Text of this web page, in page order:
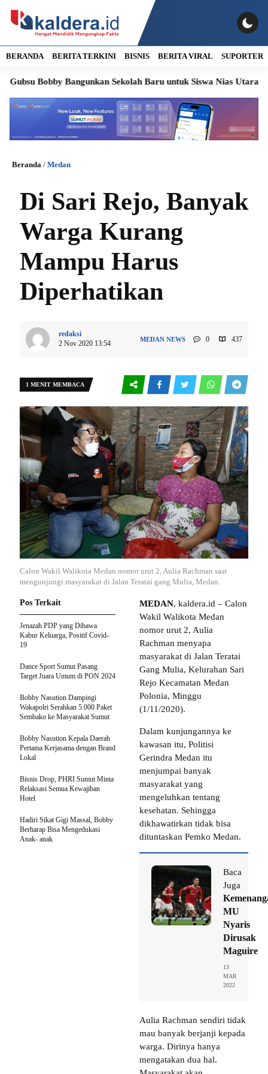
BERANDA BERITA TERKINI BISNIS BERITA VIRAL SUPORTER
Bobby Bangunkan Sekolah Baru untuk Siswa Nias Utara
Beranda / Medan
Di Sari Rejo, Banyak
Warga Kurang
Mampu Harus
Diperhatikan
redaksi
2 Nov 2020 13:54
MEDAN NEWS 0 437
1 MENIT MEMBACA
Calon Wakil Walikota Medan nomor urut 2, Aulia Rachman saat
mengunjungi masyarakat di Jalan Teratai gang Mulia, Medan.
MEDAN, kaldera.id – Calon
Wakil Walikota Medan
nomor urut 2, Aulia
Rachman menyapa
masyarakat di Jalan Teratai
Gang Mulia, Kelurahan Sari
Rejo Kecamatan Medan
Polonia, Minggu
(1/11/2020).
Dalam kunjungannya ke
kawasan itu, Politisi
Gerindra Medan itu
menjumpai banyak
masyarakat yang
mengeluhkan tentang
kesehatan. Sehingga
dikhawatirkan tidak bisa
dituntaskan Pemko Medan.
Baca
Juga
MU
Nyaris
Dirusak
Maguire
13
MAR
2022
Aulia Rachman sendiri tidak
mau banyak berjanji kepada
warga. Dirinya hanya
mengatakan dua hal.
Pos Terkait
Jenazah PDP yang Dibawa
Kabur Keluarga, Positif Covid-
19
Dance Sport Sumut Pasang
Target Juara Umum di PON 2024
Bobby Nasution Dampingi
Wakapolri Serahkan 5.000 Paket
Sembako ke Masyarakat Sumut
Bobby Nasution Kepala Daerah
Pertama Kerjasama dengan Brand
Lokal
Bisnis Drop, PHRI Sumut Minta
Relaksasi Semua Kewajiban
Hotel
Hadiri Sikat Gigi Massal, Bobby
Berharap Bisa Mengedukasi
Anak- anak